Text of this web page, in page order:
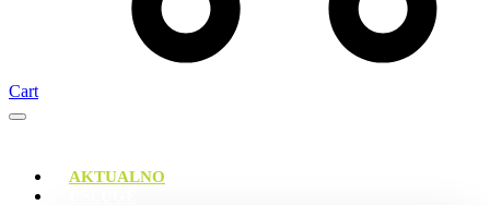
Cart
AKTUALNO